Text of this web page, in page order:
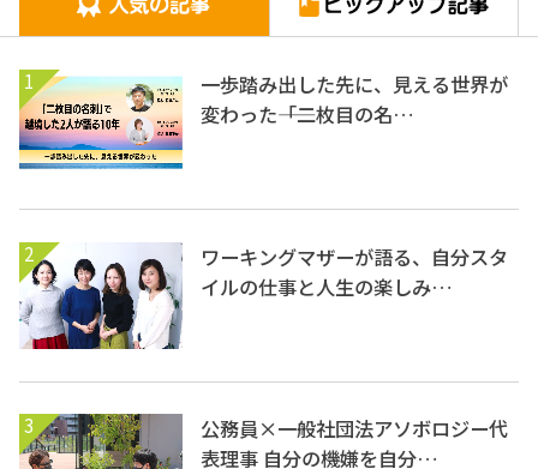
1
一歩踏み出した先に、見える世界が
変わった――「二枚目の名…
2
ワーキングマザーが語る、自分スタ
イルの仕事と人生の楽しみ…
3
公務員×一般社団法アソボロジー代
表理事 自分の機嫌を自分…